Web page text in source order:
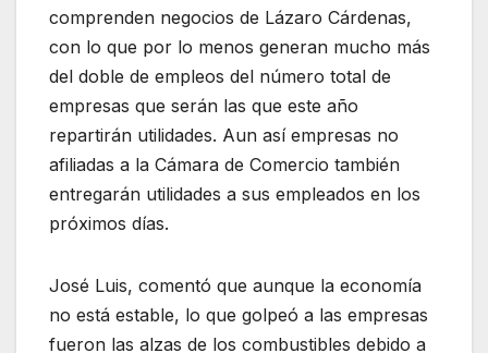
comprenden negocios de Lázaro Cárdenas,
con lo que por lo menos generan mucho más
del doble de empleos del número total de
empresas que serán las que este año
repartirán utilidades. Aun así empresas no
afiliadas a la Cámara de Comercio también
entregarán utilidades a sus empleados en los
próximos días.
José Luis, comentó que aunque la economía
no está estable, lo que golpeó a las empresas
fueron las alzas de los combustibles debido a